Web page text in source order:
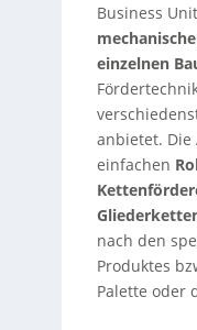
Business
einzelnen
anbietet. Die
einfachen
nach den
Produktes
Palette oder